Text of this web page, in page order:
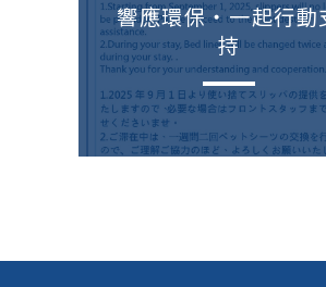
響應環保・一起行動
持